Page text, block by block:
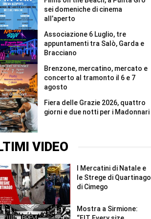
#Shorts
vita
del
bunker
di
Affi
#Shorts
sei domeniche di cinema
all’aperto
Associazione 6 Luglio, tre
appuntamenti tra Salò, Garda e
Bracciano
Brenzone, mercatino, mercato e
concerto al tramonto il 6 e 7
agosto
Fiera delle Grazie 2026, quattro
giorni e due notti per i Madonnari
VIDEO
I Mercatini di Natale e
le Strege di Quartinago
di Cimego
Mostra a Sirmione: